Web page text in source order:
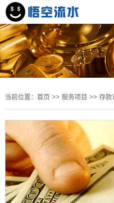
当前位置： 首页 >> 服务项目 >> 存款